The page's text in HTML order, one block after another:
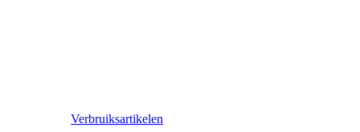
Verbruiksartikelen